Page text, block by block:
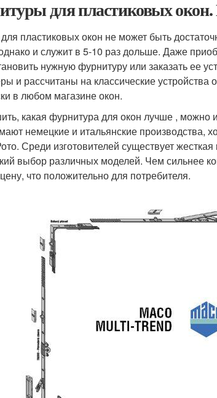
для пластиковых
пластиковых окон не может быть
и служит в 5-10 раз дольше. Даже
нужную фурнитуру или заказать ее
и рассчитаны на классические
в любом магазине окон.
какая фурнитура для окон лучше , можно
немецкие и итальянские производства,
Среди изготовителей существует
выбор различных моделей. Чем сильнее
что положительно для потребителя.